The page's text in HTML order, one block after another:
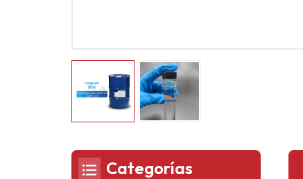
Categorías